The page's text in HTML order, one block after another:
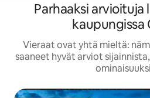
Parhaaksi arvioituja
kaupungissa
Vieraat ovat yhtä mieltä:
saaneet hyvät arviot